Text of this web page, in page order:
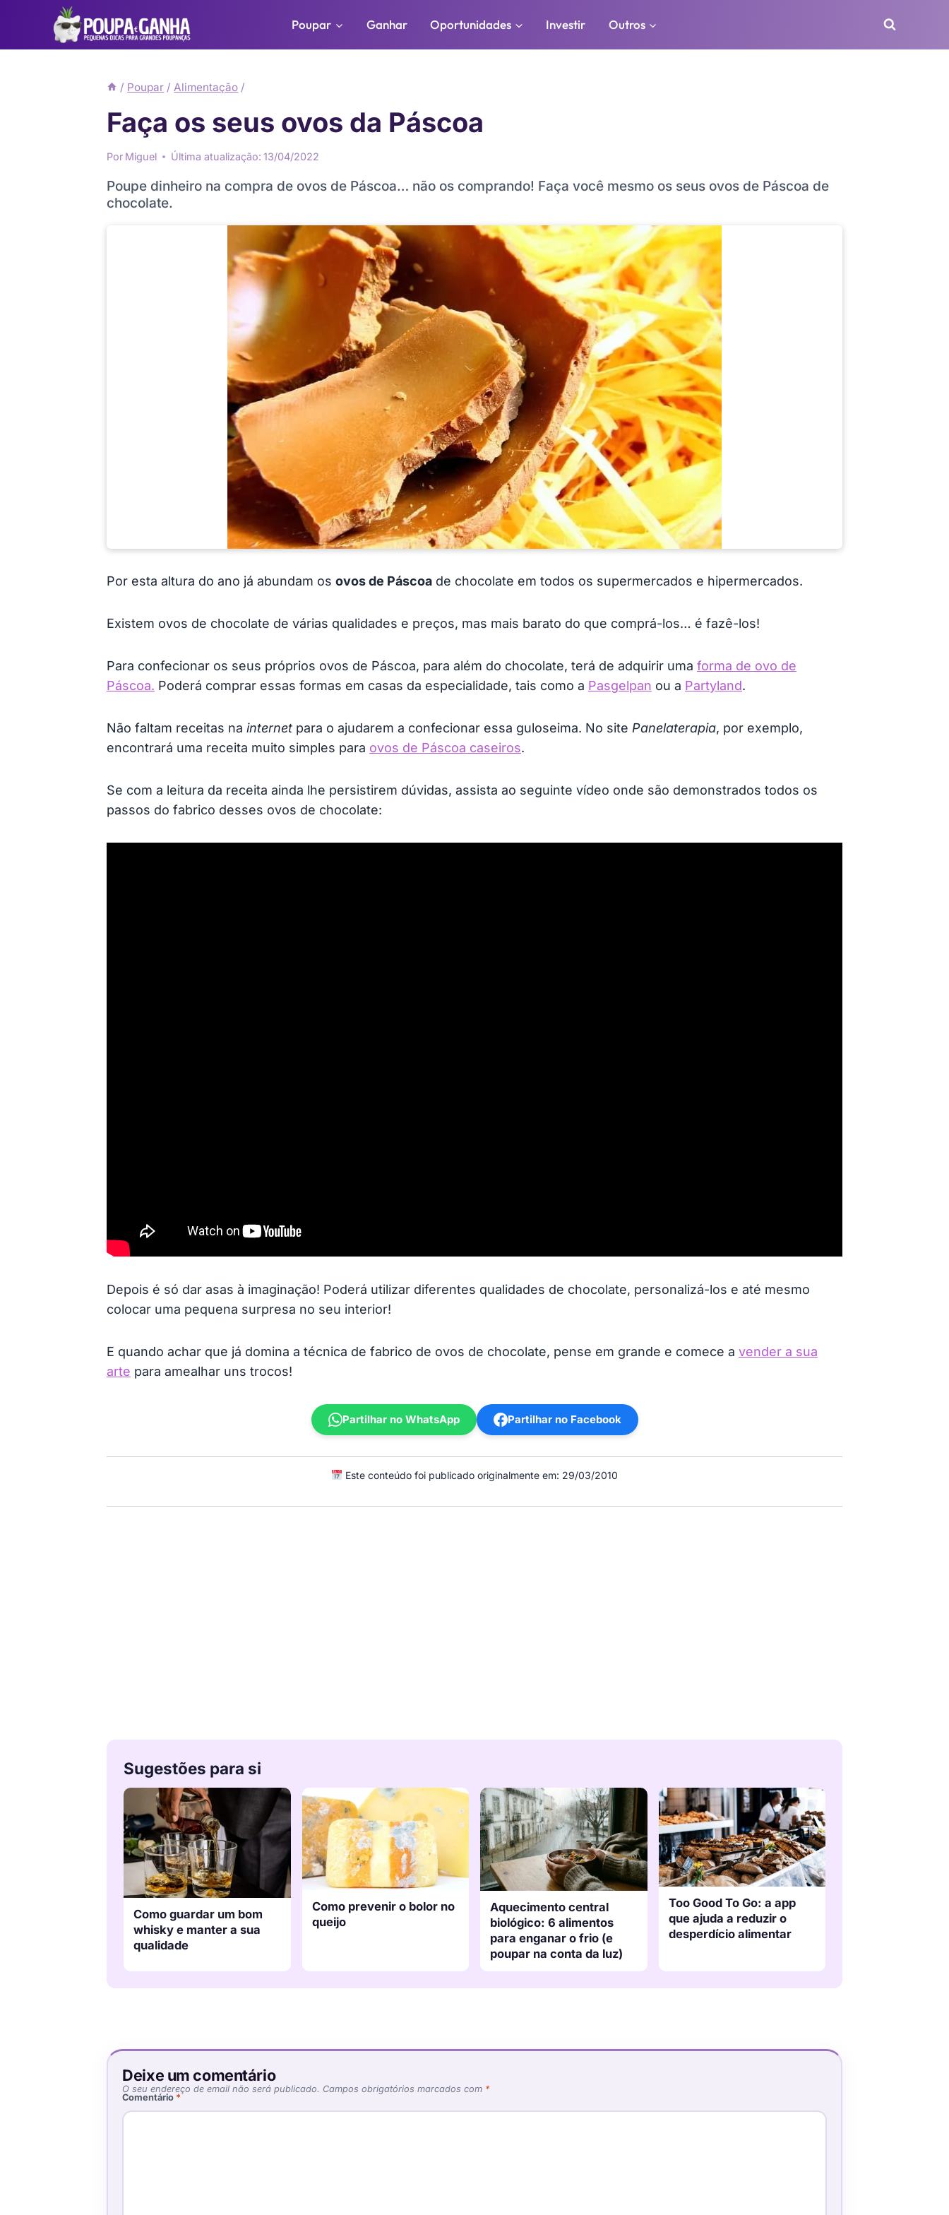
o
Poupar Ganhar Oportunidades Investir Outros
/ Poupar / Alimentação /
Faça os seus ovos da Páscoa
Por Miguel Última atualização: 13/04/2022
Poupe dinheiro na compra de ovos de Páscoa… não os comprando! Faça você mesmo os seus ovos de Páscoa de
chocolate.
Por esta altura do ano já abundam os ovos de Páscoa de chocolate em todos os supermercados e hipermercados.
Existem ovos de chocolate de várias qualidades e preços, mas mais barato do que comprá-los… é fazê-los!
Para confecionar os seus próprios ovos de Páscoa, para além do chocolate, terá de adquirir uma forma de ovo de
Páscoa. Poderá comprar essas formas em casas da especialidade, tais como a Pasgelpan ou a Partyland.
Não faltam receitas na internet para o ajudarem a confecionar essa guloseima. No site Panelaterapia, por exemplo,
encontrará uma receita muito simples para ovos de Páscoa caseiros.
Se com a leitura da receita ainda lhe persistirem dúvidas, assista ao seguinte vídeo onde são demonstrados todos os
passos do fabrico desses ovos de chocolate:
Depois é só dar asas à imaginação! Poderá utilizar diferentes qualidades de chocolate, personalizá-los e até mesmo
colocar uma pequena surpresa no seu interior!
E quando achar que já domina a técnica de fabrico de ovos de chocolate, pense em grande e comece a vender a sua
arte para amealhar uns trocos!
Partilhar no WhatsApp Partilhar no Facebook
Este conteúdo foi publicado originalmente em: 29/03/2010
Sugestões para si
Como guardar um bom
whisky e manter a sua
qualidade
Como prevenir o bolor no
queijo
Aquecimento central
biológico: 6 alimentos
para enganar o frio (e
poupar na conta da luz)
Too Good To Go: a app
que ajuda a reduzir o
desperdício alimentar
Deixe um comentário
O seu endereço de email não será publicado. Campos obrigatórios marcados com *
Comentário *